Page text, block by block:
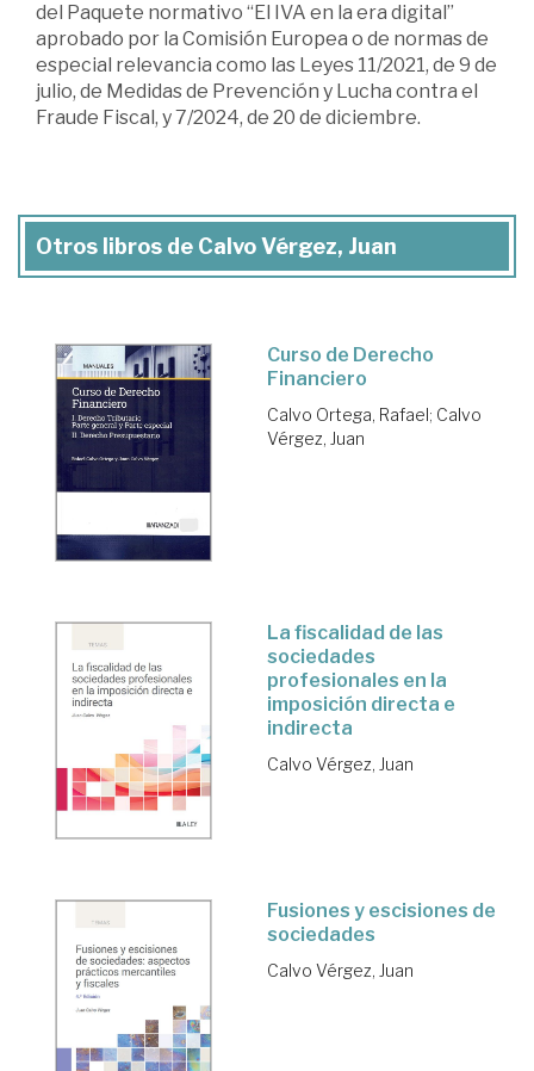
del Paquete normativo “El IVA en la era digital”
aprobado por la Comisión Europea o de normas de
especial relevancia como las Leyes 11/2021, de 9 de
julio, de Medidas de Prevención y Lucha contra el
Fraude Fiscal, y 7/2024, de 20 de diciembre.
Otros libros de Calvo Vérgez, Juan
Curso de Derecho
Financiero
Calvo Ortega, Rafael; Calvo
Vérgez, Juan
La fiscalidad de las
sociedades
profesionales en la
imposición directa e
indirecta
Calvo Vérgez, Juan
Fusiones y escisiones de
sociedades
Calvo Vérgez, Juan